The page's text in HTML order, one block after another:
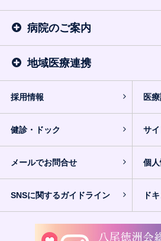
病院のご案内
地域医療連携
採用情報 医
健診・ドック サ
メールでお問合せ 個
SNSに関するガイドライン ド